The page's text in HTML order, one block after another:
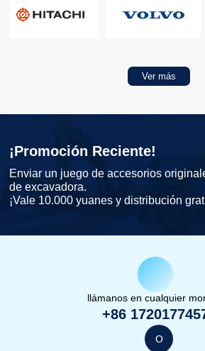
Ver más
¡Promoción Reciente!
Enviar un juego de accesorios
de excavadora.
¡Vale 10.000 yuanes y distribución
llámanos en cualquier
+86
O